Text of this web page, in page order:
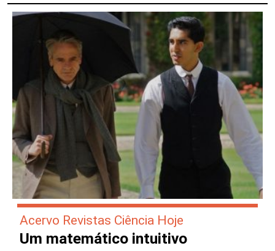
Acervo Revistas Ciência Hoje
Um matemático intuitivo